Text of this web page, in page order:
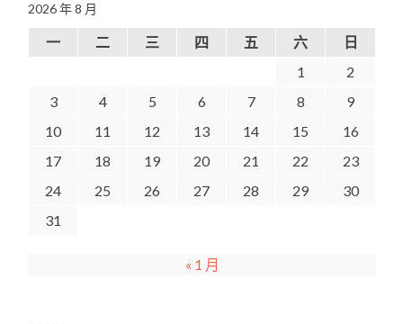
2026 年 8 月
一 二 三 四 五 六
日
1
2
3
4 5 6 7 8
9
10
11 12 13 14 15
16
17
18 19 20 21 22
23
24
25 26 27 28 29
30
31
« 1 月